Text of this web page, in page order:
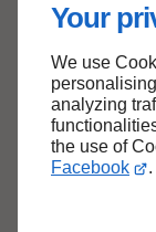
Your
We use
analyzing
the use of
Facebook
.